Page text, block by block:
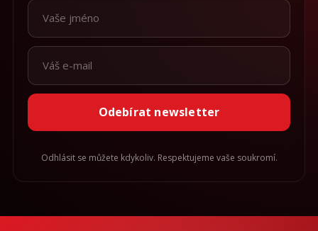
Odebírat newsletter
Odhlásit se můžete kdykoliv. Respektujeme vaše soukromí.